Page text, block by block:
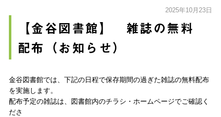
2025年10月23日
【金谷図書館】 雑誌の無料
配布（お知らせ）
金谷図書館では、下記の日程で保存期間の過ぎた雑誌の無料配布
を実施します。
配布予定の雑誌は、図書館内のチラシ・ホームページでご確認く
ださ